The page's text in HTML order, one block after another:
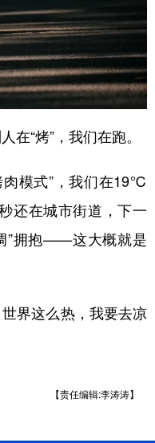
遵义 安顺
铜仁
河北 山西
上海 江苏
福建 江西
海南 重庆
“烤”，我们在跑。
模式”，我们在19℃
还在城市街道，下一
”拥抱——这大概就是
界这么热，我要去凉
【责任编辑:李涛涛】